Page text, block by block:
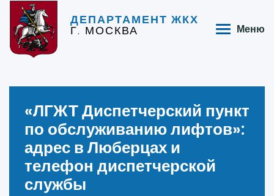
ДЕПАРТАМЕНТ ЖКХ
Г. МОСКВА Меню
«‎ЛГЖТ Диспетчерский пункт
по обслуживанию лифтов»‎:
адрес в Люберцах и
телефон диспетчерской
службы